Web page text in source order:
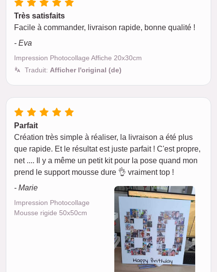
Très satisfaits
Facile à commander, livraison rapide, bonne qualité !
- Eva
Impression Photocollage Affiche 20x30cm
Traduit: Afficher l'original (de)
Parfait
Création très simple à réaliser, la livraison a été plus
que rapide. Et le résultat est juste parfait ! C'est propre,
net .... Il y a même un petit kit pour la pose quand mon
prend le support mousse dure 👌 vraiment top !
- Marie
Impression Photocollage
Mousse rigide 50x50cm